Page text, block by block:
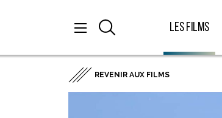
Les films
REVENIR AUX FILMS